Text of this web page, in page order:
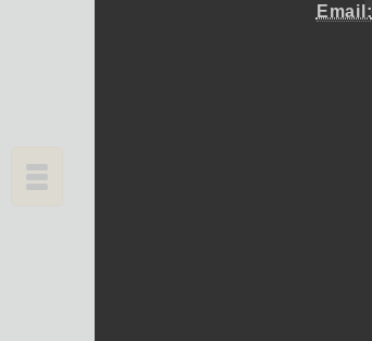
Email: